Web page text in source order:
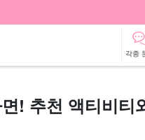
각종
! 추천 액티비티